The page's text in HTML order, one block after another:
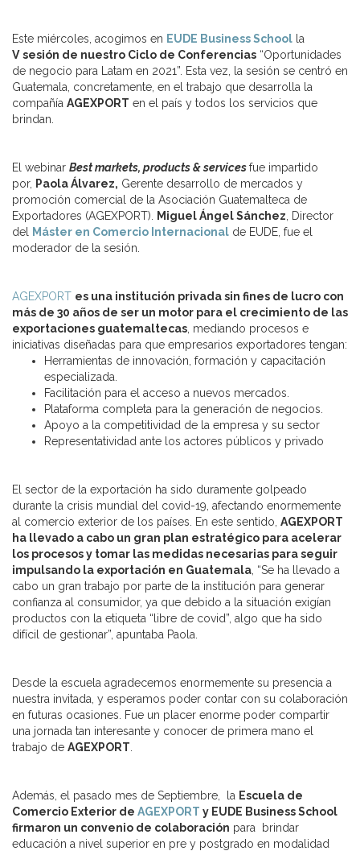
Este miércoles, acogimos en EUDE Business School la
V sesión de nuestro Ciclo de Conferencias “Oportunidades
de negocio para Latam en 2021”. Esta vez, la sesión se centró en
Guatemala, concretamente, en el trabajo que desarrolla la
compañía AGEXPORT en el país y todos los servicios que
brindan.
El webinar Best markets, products & servicesfue impartido
por, Paola Álvarez, Gerente desarrollo de mercados y
promoción comercial de la Asociación Guatemalteca de
Exportadores (AGEXPORT). Miguel Ángel Sánchez, Director
del Máster en Comercio Internacional de EUDE, fue el
moderador de la sesión.
AGEXPORT es una institución privada sin fines de lucro con
más de 30 años de ser un motor para el crecimiento de las
exportaciones guatemaltecas, mediando procesos e
iniciativas diseñadas para que empresarios exportadores tengan:
Herramientas de innovación, formación y capacitación
especializada.
Facilitación para el acceso a nuevos mercados.
Plataforma completa para la generación de negocios.
Apoyo a la competitividad de la empresa y su sector
Representatividad ante los actores públicos y privado
El sector de la exportación ha sido duramente golpeado
durante la crisis mundial del covid-19, afectando enormemente
al comercio exterior de los países. En este sentido, AGEXPORT
ha llevado a cabo un gran plan estratégico para acelerar
los procesos y tomar las medidas necesarias para seguir
impulsando la exportación en Guatemala, “Se ha llevado a
cabo un gran trabajo por parte de la institución para generar
confianza al consumidor, ya que debido a la situación exigían
productos con la etiqueta “libre de covid”, algo que ha sido
difícil de gestionar”, apuntaba Paola.
Desde la escuela agradecemos enormemente su presencia a
nuestra invitada, y esperamos poder contar con su colaboración
en futuras ocasiones. Fue un placer enorme poder compartir
una jornada tan interesante y conocer de primera mano el
trabajo de AGEXPORT.
Además, el pasado mes de Septiembre, la Escuela de
Comercio Exterior de AGEXPORT y EUDE Business School
firmaron un convenio de colaboración para brindar
educación a nivel superior en pre y postgrado en modalidad